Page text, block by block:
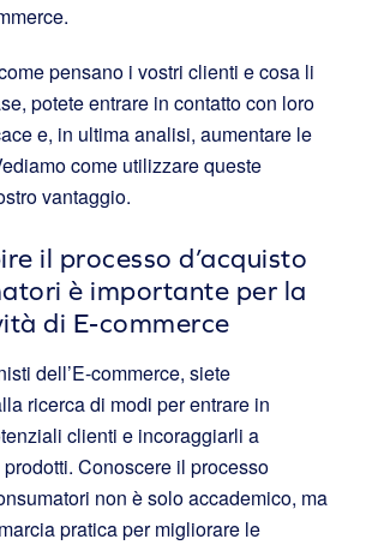
pensano i vostri clienti e cosa li
potete entrare in contatto con loro
e, in ultima analisi, aumentare le
come utilizzare queste
vantaggio.
il processo d’acquisto
è importante per la
di E-commerce
dell’E-commerce, siete
ricerca di modi per entrare in
clienti e incoraggiarli a
Conoscere il processo
non è solo accademico, ma
pratica per migliorare le